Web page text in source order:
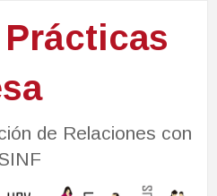
Prácticas
de Relaciones con